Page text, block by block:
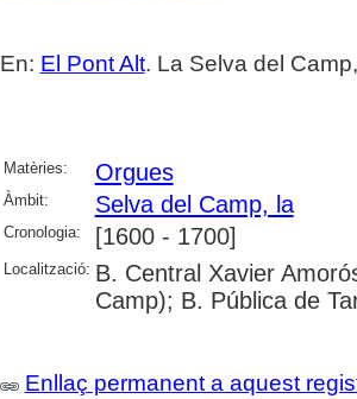
En: El Pont Alt. La Selva del
Matèries: Orgues
Àmbit: Selva del Camp, la
Cronologia: [1600 - 1700]
Localització: B. Central Xavier
Camp); B. Pública de
Enllaç permanent a aquest